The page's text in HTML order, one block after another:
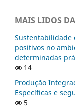
MAIS LIDOS
Sustentabilidade
positivos no
determinadas
14
Produção
Específicas e
5